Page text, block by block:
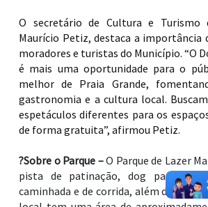
O secretário de Cultura e Turismo
Maurício Petiz, destaca a importância
moradores e turistas do Município. “O
é mais uma oportunidade para o
melhor de Praia Grande,
gastronomia e a cultura local.
espetáculos diferentes para os
de forma gratuita”, afirmou Petiz.
?Sobre o Parque –O Parque de Lazer
pista de patinação, dog park,
caminhada e de corrida, além de um